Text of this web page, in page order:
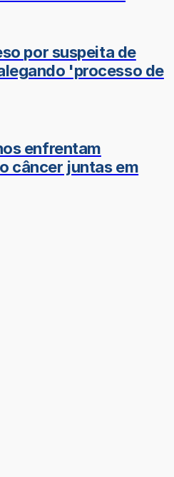
por suspeita de
'processo de
enfrentam
câncer juntas em